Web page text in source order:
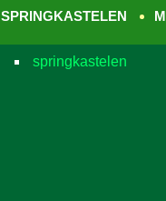
SPRINGKASTELEN
springkastelen